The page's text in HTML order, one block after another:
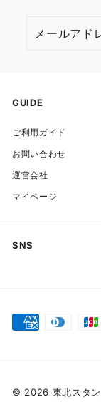
ド
ス
GUIDE
ご利用ガイド
お問い合わせ
運営会社
マイページ
SNS
© 2026 東北スタン